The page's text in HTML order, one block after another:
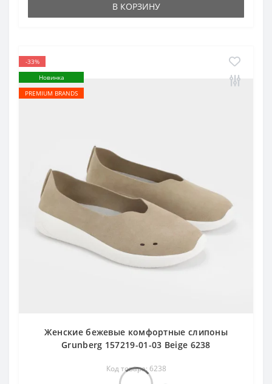
В КОРЗИНУ
-33%
Новинка
PREMIUM BRANDS
Женские бежевые комфортные слипоны
Grunberg 157219-01-03 Beige 6238
Код товара: 6238
покупку!